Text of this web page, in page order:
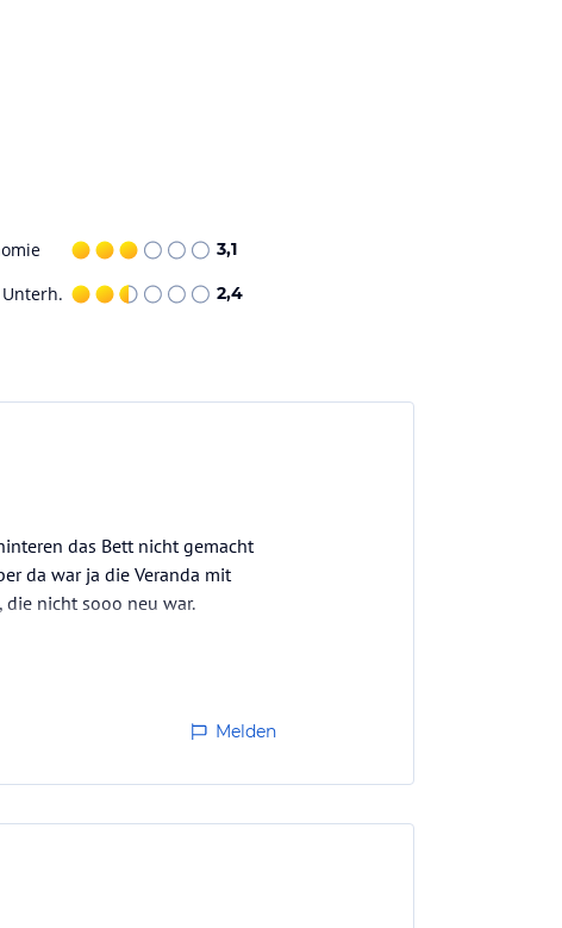
3,1
2,4
das Bett nicht gemacht
da war ja die Veranda mit
die nicht sooo neu war.
Melden